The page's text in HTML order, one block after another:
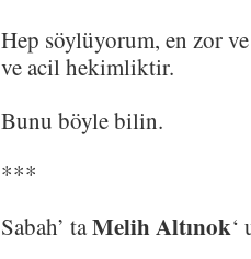
Hep söylüyorum, en zor
ve acil hekimliktir.
Bunu böyle bilin.
***
Sabah’ taMelih Altınok‘